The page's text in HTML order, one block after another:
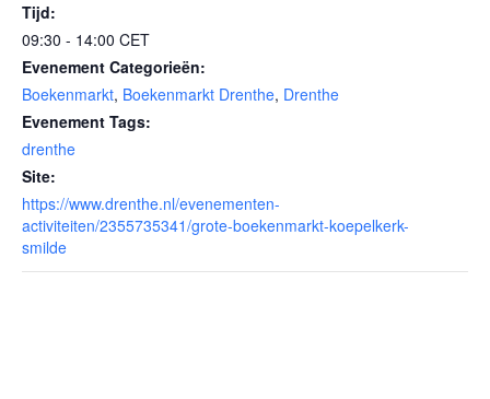
Tijd:
09:30 - 14:00 CET
Evenement Categorieën:
Boekenmarkt, Boekenmarkt Drenthe, Drenthe
Evenement Tags:
drenthe
Site:
https://www.drenthe.nl/evenementen-
activiteiten/2355735341/grote-boekenmarkt-koepelkerk-
smilde